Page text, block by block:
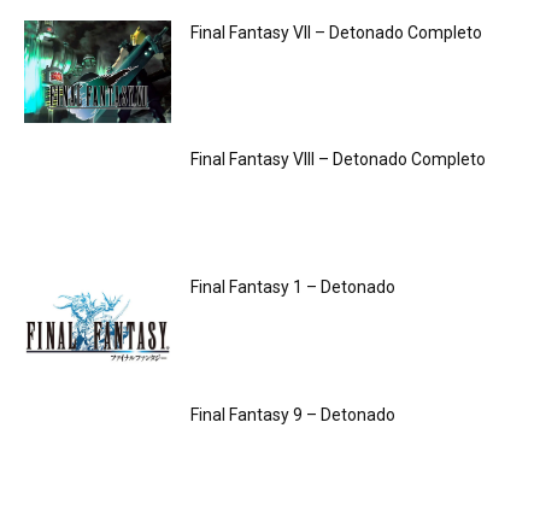
Final Fantasy VII – Detonado Completo
Final Fantasy VIII – Detonado Completo
Final Fantasy 1 – Detonado
Final Fantasy 9 – Detonado